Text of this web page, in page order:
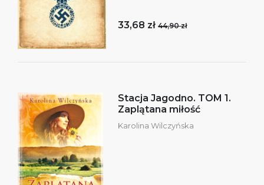
33,68 zł 44,90 zł
Stacja Jagodno. TOM 1.
Zaplątana miłość
Karolina Wilczyńska